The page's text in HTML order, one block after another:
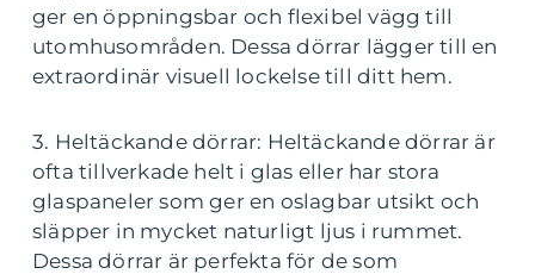
ger en öppningsbar och flexibel vägg till
utomhusområden. Dessa dörrar lägger till en
extraordinär visuell lockelse till ditt hem.
3. Heltäckande dörrar: Heltäckande dörrar är
ofta tillverkade helt i glas eller har stora
glaspaneler som ger en oslagbar utsikt och
släpper in mycket naturligt ljus i rummet.
Dessa dörrar är perfekta för de som